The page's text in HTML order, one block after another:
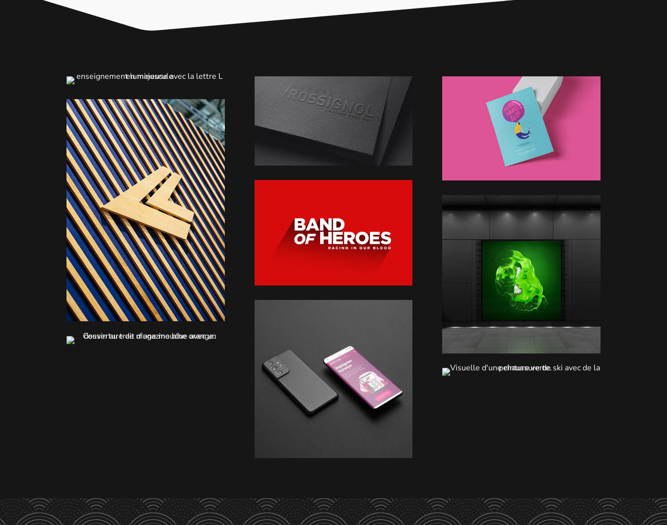
Clinicienne
Lange
Identité visuelle - Direction artistique
Barfly - Design éditorial
Groupe Rossignol
Branding - Logo
Band of Heroes
Direction artistique / signalétique
Synoya
UI - Webdesign
Mezcalito
Direction artistique - Illustration
Lange
Direction artistique
Et si j'étais plus ?